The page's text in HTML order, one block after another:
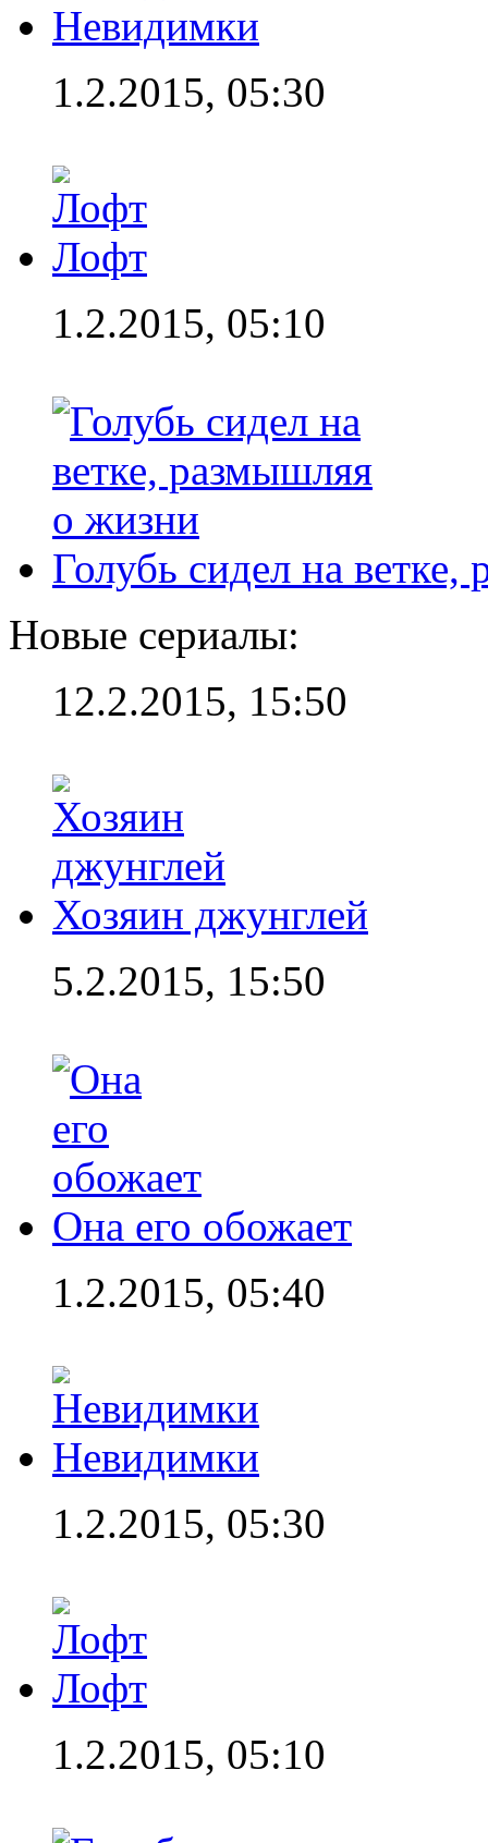
Невидимки
1.2.2015, 05:30
Лофт
1.2.2015, 05:10
Голубь сидел на
Новые сериалы:
12.2.2015, 15:50
Хозяин джунглей
5.2.2015, 15:50
Она его обожает
1.2.2015, 05:40
Невидимки
1.2.2015, 05:30
Лофт
1.2.2015, 05:10